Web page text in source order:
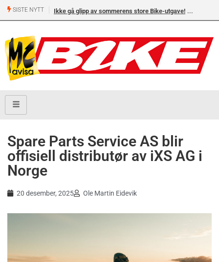
SISTE NYTT Ikke gå glipp av sommerens store Bike-utgave!
Spare Parts Service AS blir
offisiell distributør av iXS AG i
Norge
20 desember, 2025 Ole Martin Eidevik